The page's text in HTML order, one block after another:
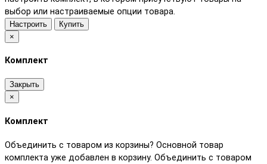
выбор или настраиваемые опции товара.
Настроить
Купить
×
Комплект
Закрыть
×
Комплект
Объединить с товаром из корзины? Основной товар
комплекта уже добавлен в корзину. Объединить с товаром